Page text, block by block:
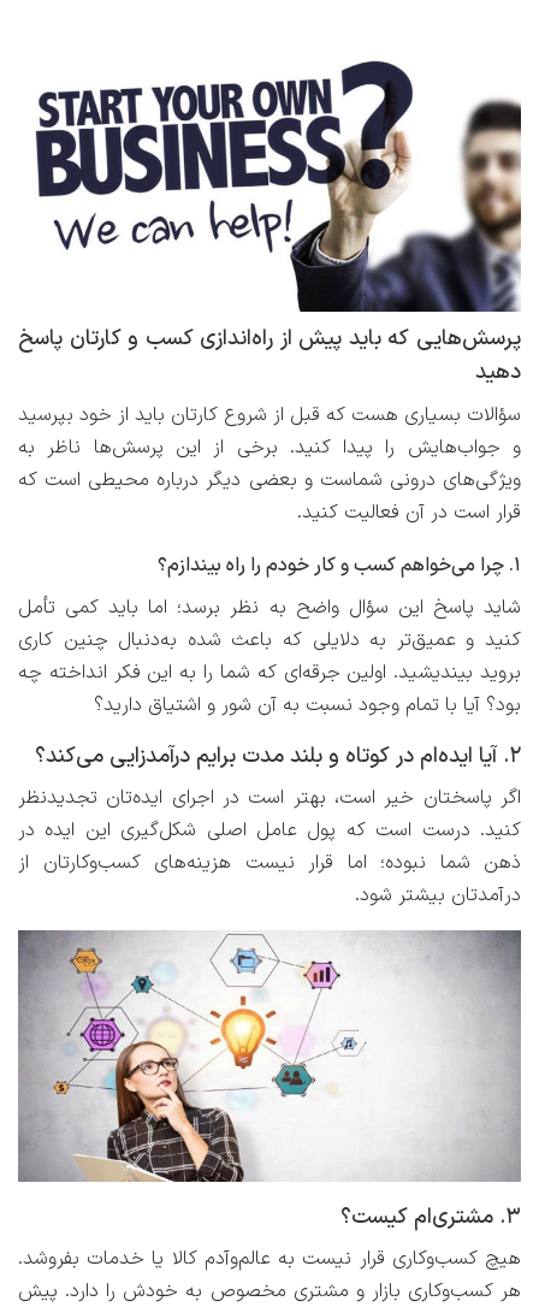
پرسش‌هایی که باید پیش از راه‌اندازی کسب و کارتان پاسخ
دهید
سؤالات بسیاری هست که قبل از شروع کارتان باید از خود بپرسید
و جواب‌هایش را پیدا کنید. برخی از این پرسش‌ها ناظر به
ویژگی‌های درونی شماست و بعضی دیگر درباره محیطی است که
قرار است در آن فعالیت کنید.
۱. چرا می‌خواهم کسب و کار خودم را راه بیندازم؟
شاید پاسخ این سؤال واضح به نظر برسد؛ اما باید کمی تأمل
کنید و عمیق‌تر به دلایلی که باعث شده به‌دنبال چنین کاری
بروید بیندیشید. اولین جرقه‌ای که شما را به این فکر انداخته چه
بود؟ آیا با تمام وجود نسبت به آن شور و اشتیاق دارید؟
۲. آیا ایده‌ام در کوتاه و بلند مدت برایم درآمدزایی می‌کند؟
اگر پاسختان خیر است، بهتر است در اجرای ایده‌تان تجدیدنظر
کنید. درست است که پول عامل اصلی شکل‌گیری این ایده در
ذهن شما نبوده؛ اما قرار نیست هزینه‌های کسب‌وکارتان از
درآمدتان بیشتر شود.
۳. مشتری‌ام کیست؟
هیچ کسب‌وکاری قرار نیست به عالم‌وآدم کالا یا خدمات بفروشد.
هر کسب‌وکاری بازار و مشتری مخصوص به خودش را دارد. پیش